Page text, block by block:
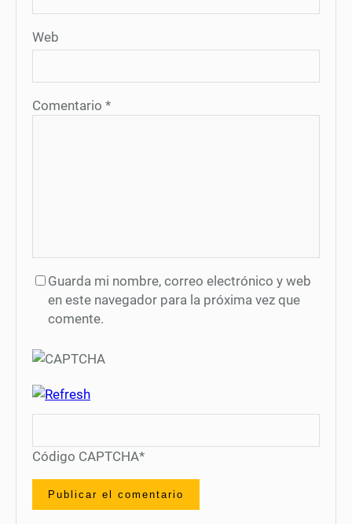
Web
Comentario *
Guarda mi nombre, correo electrónico y web
en este navegador para la próxima vez que
comente.
Código CAPTCHA*